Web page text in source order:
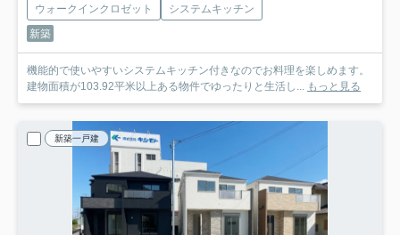
ウォークインクロゼット
システムキッチン
新築
機能的で使いやすいシステムキッチン付きなのでお料理を楽しめます。
建物面積が103.92平米以上ある物件でゆったりと生活し... もっと見る
新築一戸建